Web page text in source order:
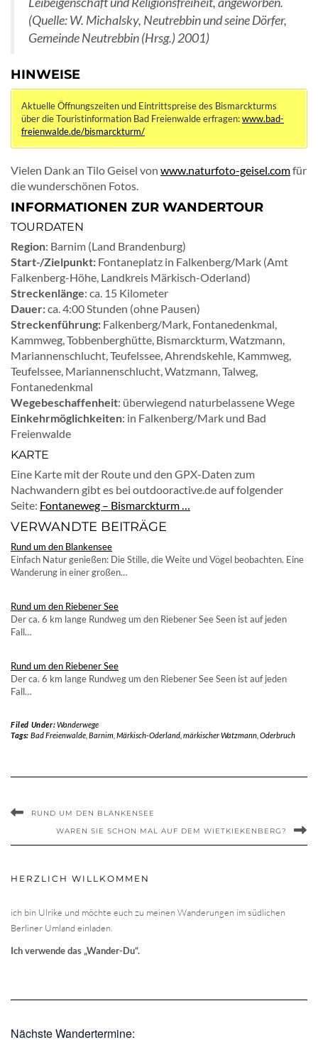
(Quelle: W. Michalsky, Neutrebbin und seine Dörfer,
Gemeinde Neutrebbin (Hrsg.) 2001)
HINWEISE
Aktuelle Öffnungszeiten und Eintrittspreise des Bismarckturms
über die Touristinformation Bad Freienwalde erfragen:www.bad-
freienwalde.de/bismarckturm/
Vielen Dank an Tilo Geisel von www.naturfoto-geisel.comfür
die wunderschönen Fotos.
INFORMATIONEN ZUR WANDERTOUR
TOURDATEN
Region: Barnim (Land Brandenburg)
Start-/Zielpunkt: Fontaneplatz in Falkenberg/Mark (Amt
Falkenberg-Höhe, Landkreis Märkisch-Oderland)
Streckenlänge: ca. 15 Kilometer
Dauer:ca. 4:00 Stunden (ohne Pausen)
Streckenführung: Falkenberg/Mark, Fontanedenkmal,
Kammweg, Tobbenberghütte, Bismarckturm, Watzmann,
Mariannenschlucht, Teufelssee, Ahrendskehle, Kammweg,
Teufelssee, Mariannenschlucht, Watzmann, Talweg,
Fontanedenkmal
Wegebeschaffenheit: überwiegend naturbelassene Wege
Einkehrmöglichkeiten: in Falkenberg/Mark und Bad
Freienwalde
KARTE
Eine Karte mit der Route und den GPX-Daten zum
Nachwandern gibt es bei outdooractive.de auf folgender
Seite: Fontaneweg – Bismarckturm …
VERWANDTE BEITRÄGE
Rund um den Blankensee
Einfach Natur genießen: Die Stille, die Weite und Vögel beobachten. Eine
Wanderung in einer großen…
Rund um den Riebener See
Der ca. 6 km lange Rundweg um den Riebener See Seen ist auf jeden
Fall…
Rund um den Riebener See
Der ca. 6 km lange Rundweg um den Riebener See Seen ist auf jeden
Fall…
Filed Under:Wanderwege
Tags: Bad Freienwalde, Barnim Märkisch-Oderland, märkischer Watzmann, Oderbruch
RUND UM DEN BLANKENSEE
WAREN SIE SCHON MAL AUF DEM WIETKIEKENBERG?
HERZLICH WILLKOMMEN
ich bin Ulrike und möchte euch zu meinen Wanderungen im südlichen
Berliner Umland einladen.
Ich verwende das „Wander-Du“.
Nächste Wandertermine: